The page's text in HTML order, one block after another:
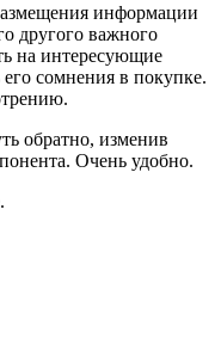
информации
другого важного
на интересующие
сомнения в покупке.
обратно, изменив
Очень удобно.